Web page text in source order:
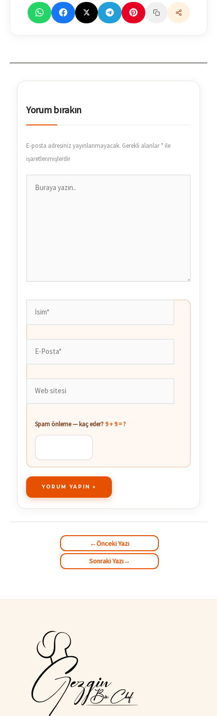
Yorum bırakın
E-posta adresiniz yayınlanmayacak. Gerekli alanlar* ile
işaretlenmişlerdir
Spam önleme — kaç eder?9 + 9 = ?
←Önceki Yazı
Sonraki Yazı→